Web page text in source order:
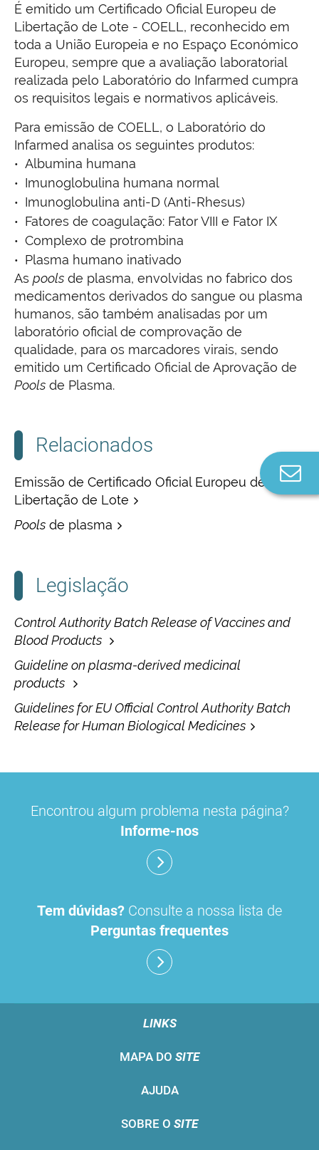
É emitido um Certificado Oficial Europeu de
Libertação de Lote - COELL, reconhecido em
toda a União Europeia e no Espaço Económico
Europeu, sempre que a avaliação laboratorial
realizada pelo Laboratório do Infarmed cumpra
os requisitos legais e normativos aplicáveis.
Para emissão de COELL, o Laboratório do
Infarmed analisa os seguintes produtos:
Albumina humana
Imunoglobulina humana normal
Imunoglobulina anti-D (Anti-Rhesus)
Fatores de coagulação: Fator VIII e Fator IX
Complexo de protrombina
Plasma humano inativado
As pools de plasma, envolvidas no fabrico dos
medicamentos derivados do sangue ou plasma
humanos, são também analisadas por um
laboratório oficial de comprovação de
qualidade, para os marcadores virais, sendo
emitido um Certificado Oficial de Aprovação de
Pools de Plasma.
Relacionados
Emissão de Certificado Oficial Europeu de
Libertação de Lote
Pools de plasma
Legislação
Control Authority Batch Release of Vaccines and
Blood Products
Guideline on plasma-derived medicinal
products
Guidelines for EU Official Control Authority Batch
Release for Human Biological Medicines
Encontrou algum problema nesta página?
Informe-nos
Tem dúvidas? Consulte a nossa lista de
Perguntas frequentes
LINKS
MAPA DO SITE
AJUDA
SOBRE O SITE